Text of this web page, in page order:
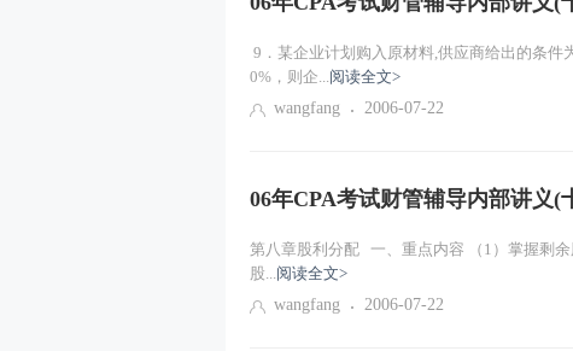
9．某企业计划购入原材料,供应商给出的条件
0%，则企...阅读全文>
wangfang
2006-07-22
06年CPA考试财管辅导内部讲义(
第八章股利分配 一、重点内容 （1）掌握剩
股...阅读全文>
wangfang
2006-07-22